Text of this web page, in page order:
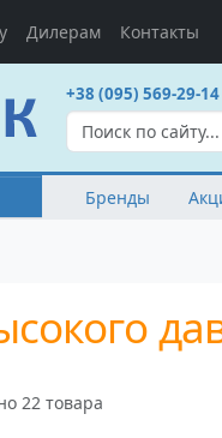
Дилерам Контакты
+38 (095) 569-29-14
Бренды
22 товара